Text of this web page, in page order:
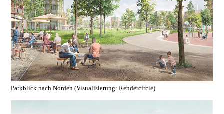
Parkblick nach Norden (Visualisierung: Rendercircle)